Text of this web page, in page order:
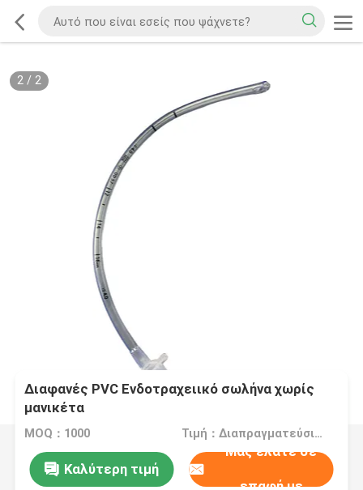
2/ 2
Διαφανές PVC Ενδοτραχειικό σωλήνα χωρίς
μανικέτα
MOQ：1000 Τιμή：Διαπραγματεύσιμα
Καλύτερη τιμή
Μας ελάτε σε
επαφή με